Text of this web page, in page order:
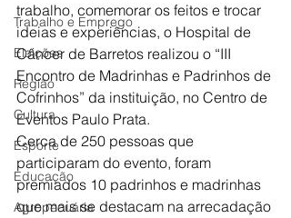
Trabalho e Emprego
Eleições
Região
Cultura
Esporte
Educação
Agropecuária
trabalho, comemorar os feitos e trocar
ideias e experiências, o Hospital de
Câncer de Barretos realizou o “III
Encontro de Madrinhas e Padrinhos de
Cofrinhos” da instituição, no Centro de
Eventos Paulo Prata.
Cerca de 250 pessoas que
participaram do evento, foram
premiados 10 padrinhos e madrinhas
que mais se destacam na arrecadação